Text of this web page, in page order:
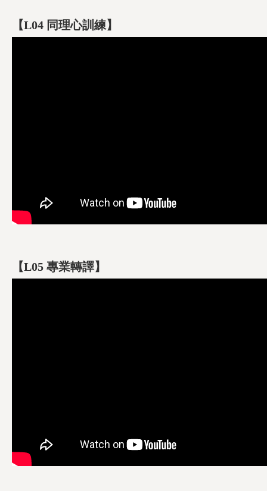
【L04 同理心訓練】
【L05 專業轉譯】